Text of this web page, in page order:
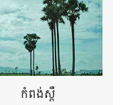
កំពង់ស្ពឺ